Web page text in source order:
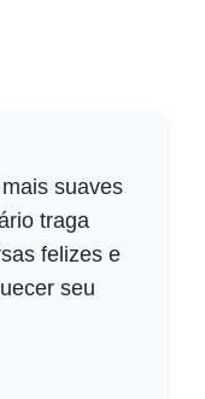
suaves
traga
felizes e
seu